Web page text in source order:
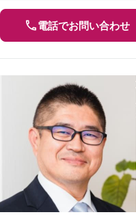
電話でお問い合わせ